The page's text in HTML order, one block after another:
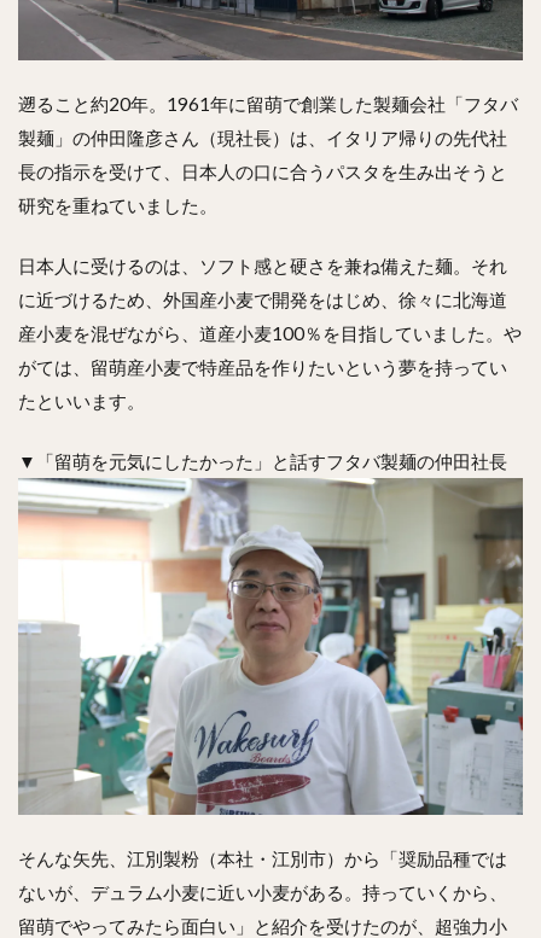
遡ること約20年。1961年に留萌で創業した製麺会社「フタバ
製麺」の仲田隆彦さん（現社長）は、イタリア帰りの先代社
長の指示を受けて、日本人の口に合うパスタを生み出そうと
研究を重ねていました。
日本人に受けるのは、ソフト感と硬さを兼ね備えた麺。それ
に近づけるため、外国産小麦で開発をはじめ、徐々に北海道
産小麦を混ぜながら、道産小麦100％を目指していました。や
がては、留萌産小麦で特産品を作りたいという夢を持ってい
たといいます。
▼「留萌を元気にしたかった」と話すフタバ製麺の仲田社長
そんな矢先、江別製粉（本社・江別市）から「奨励品種では
ないが、デュラム小麦に近い小麦がある。持っていくから、
留萌でやってみたら面白い」と紹介を受けたのが、超強力小